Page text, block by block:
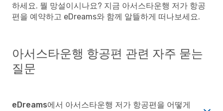
하세요. 뭘 망설이시나요? 지금 아서스타운행 저가 항공
편을 예약하고 eDreams와 함께 알뜰하게 떠나보세요.
아서스타운행 항공편 관련 자주 묻는
질문
eDreams에서 아서스타운행 저가 항공편을 어떻게